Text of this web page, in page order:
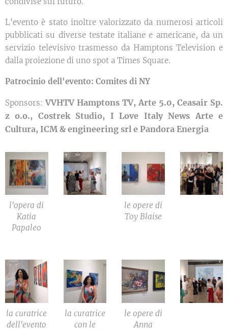
L'evento è stato inoltre valorizzato da numerosi articoli
pubblicati su diverse testate italiane e americane, da un
servizio televisivo trasmesso da Hamptons Television e
dalla proiezione di uno spot a Times Square.
Patrocinio dell'evento: Comites di NY
Sponsors:VVHTV Hamptons TV, Arte 5.0, Ceasair Sp.
z o.o., Costrek Studio, I Love Italy News Arte e
Cultura, ICM & engineering srl e Pandora Energia
l'opera di
Katia
Papaleo
le opere di
Toy Blaise
la curatrice
dell'evento
la curatrice
con le
le opere di
Anna